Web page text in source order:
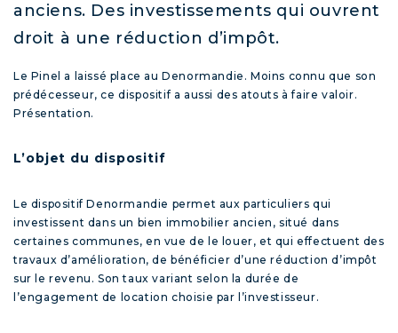
anciens. Des investissements qui ouvrent
droit à une réduction d’impôt.
Le Pinel a laissé place au Denormandie. Moins connu que son
prédécesseur, ce dispositif a aussi des atouts à faire valoir.
Présentation.
L’objet du dispositif
Le dispositif Denormandie permet aux particuliers qui
investissent dans un bien immobilier ancien, situé dans
certaines communes, en vue de le louer, et qui effectuent des
travaux d’amélioration, de bénéficier d’une réduction d’impôt
sur le revenu. Son taux variant selon la durée de
l’engagement de location choisie par l’investisseur.